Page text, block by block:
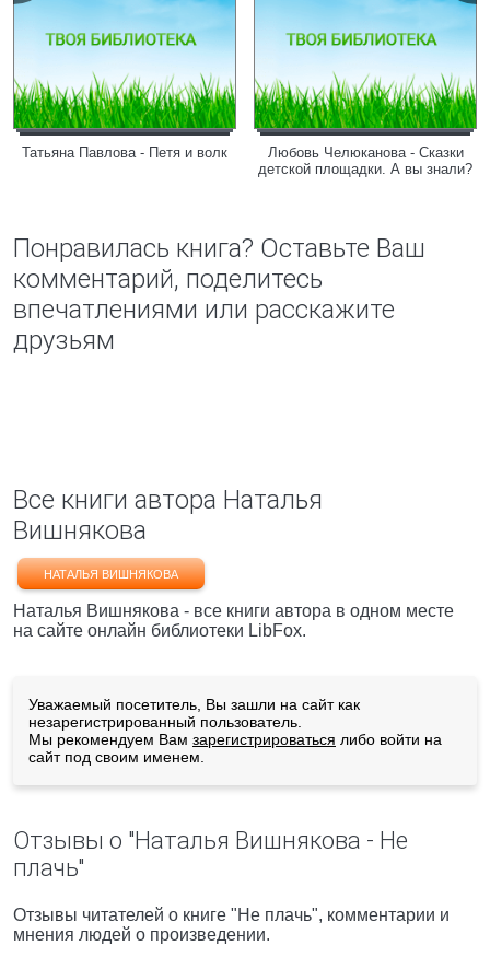
Татьяна Павлова - Петя и волк
Любовь Челюканова - Сказки
детской площадки. А вы знали?
Понравилась книга? Оставьте Ваш
комментарий, поделитесь
впечатлениями или расскажите
друзьям
Все книги автора Наталья
Вишнякова
НАТАЛЬЯ ВИШНЯКОВА
Наталья Вишнякова - все книги автора в одном месте
на сайте онлайн библиотеки LibFox.
Уважаемый посетитель, Вы зашли на сайт как
незарегистрированный пользователь.
Мы рекомендуем Вам зарегистрироваться либо войти на
сайт под своим именем.
Отзывы о "Наталья Вишнякова - Не
плачь"
Отзывы читателей о книге "Не плачь", комментарии и
мнения людей о произведении.